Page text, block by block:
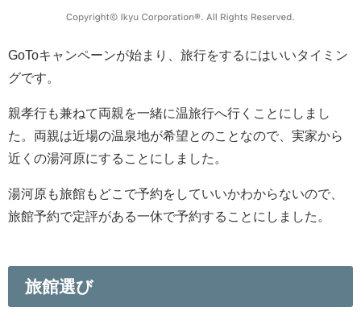
GoToキャンペーンが始まり、旅行をするにはいいタイミン
グです。
親孝行も兼ねて両親を一緒に温旅行へ行くことにしまし
た。両親は近場の温泉地が希望とのことなので、実家から
近くの湯河原にすることにしました。
湯河原も旅館もどこで予約をしていいかわからないので、
旅館予約で定評がある一休で予約することにしました。
旅館選び